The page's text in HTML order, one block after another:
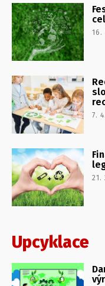
16.
7.
21.
Upcyklace